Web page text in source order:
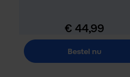
Normale prijs:
€ 44,99
Bestel nu